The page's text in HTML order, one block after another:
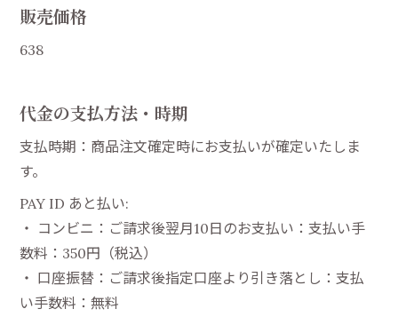
販売価格
638
代金の支払方法・時期
支払時期：商品注文確定時にお支払いが確定いたしま
す。
PAY ID あと払い:
・ コンビニ：ご請求後翌月10日のお支払い：支払い手
数料：350円（税込）
・ 口座振替：ご請求後指定口座より引き落とし：支払
い手数料：無料